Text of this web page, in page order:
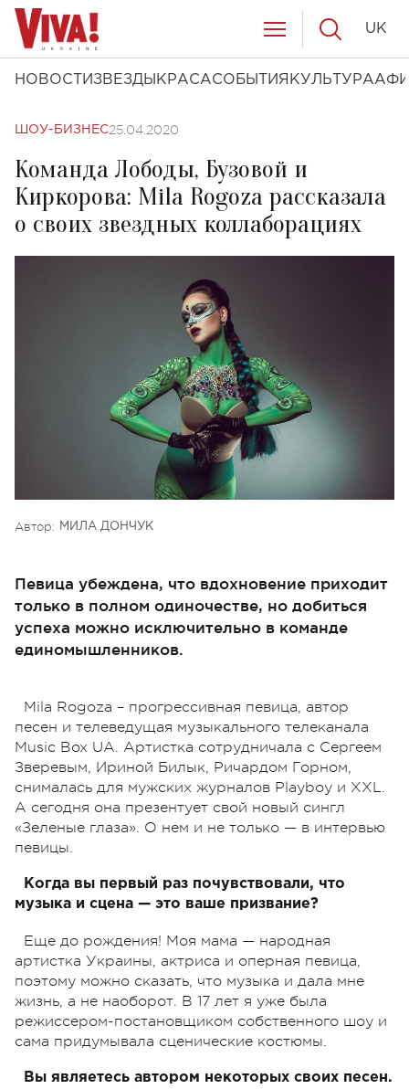
НОВОСТИ ЗВЕЗДЫ КРАСАСОБЫТИЯ КУЛЬТУРА
UK
ШОУ-БИЗНЕС25.04.2020
Команда Лободы, Бузовой и
Киркорова: Mila Rogoza рассказала
о своих звездных коллаборациях
Автор: МИЛА ДОНЧУК
Певица убеждена, что вдохновение приходит
только в полном одиночестве, но добиться
успеха можно исключительно в команде
единомышленников.
Mila Rogoza – прогрессивная певица, автор
песен и телеведущая музыкального телеканала
Music Box UA. Артистка сотрудничала с Сергеем
Зверевым, Ириной Билык, Ричардом Горном,
снималась для мужских журналов Playboy и XXL.
А сегодня она презентует свой новый сингл
«Зеленые глаза». О нем и не только — в интервью
певицы.
Когда вы первый раз почувствовали, что
музыка и сцена — это ваше призвание?
Еще до рождения! Моя мама — народная
артистка Украины, актриса и оперная певица,
поэтому можно сказать, что музыка и дала мне
жизнь, а не наоборот. В 17 лет я уже была
режиссером-постановщиком собственного шоу и
сама придумывала сценические костюмы.
Вы являетесь автором некоторых своих песен.